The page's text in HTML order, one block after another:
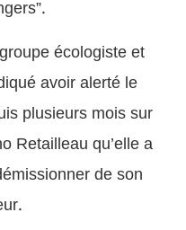
écologiste et
avoir alerté le
plusieurs mois sur
Retailleau qu’elle a
de son